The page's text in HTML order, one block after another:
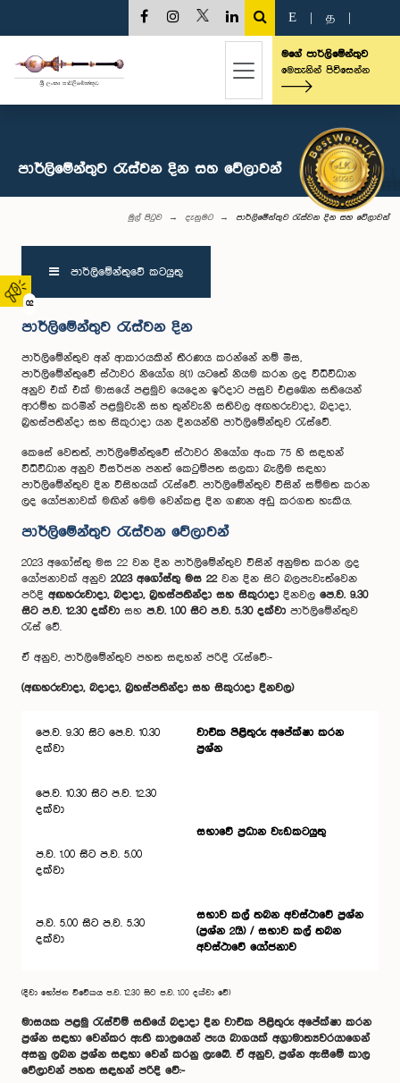
02
E த
මගේ පාර්ලිමේන්තුව
මෙතැනින් පිවිසෙන්න
පාර්ලිමේන්තුව රැස්වන දින සහ වේලාවන්
මුල් පිටුව දැනුමට පාර්ලිමේන්තුව රැස්වන දින සහ වේලාවන්
පාර්ලි‌මේන්තු‌වේ කටයුතු
පාර්ලිමේන්තුව රැස්වන දින
පාර්ලි‌මේන්තුව අන් ආකාරයකින් තීරණය කරන්නේ නම් මිස,
පාර්ලිමේන්තුවේ ස්ථාවර නි‌යෝග 8(1) යටතේ නියම කරන ලද විධිවිධාන
අනුව එක් එක් මාසයේ පළමුව යෙදෙන ඉරිදාට පසුව එළඹෙන සතියෙන්
ආරම්භ කරමින් පළමුවැනි සහ තුන්වැනි සතිවල අඟහරුවාදා, බදාදා,
බ්‍රහස්පතින්දා සහ සිකුරාදා යන දිනයන්හි පාර්ලිමේන්තුව රැස්වේ.
කෙසේ වෙතත්, පාර්ලිමේන්තුවේ ස්ථාවර නියෝග අංක 75 හි සඳහන්
විධිවිධාන අනුව විසර්ජන පනත් කෙටුම්පත සලකා බැලීම සඳහා
පාර්ලි‌මේන්තුව දින විසිහයක් රැස්වේ. පාර්ලිමේන්තුව විසින් සම්මත කරන
ලද යෝජනාවක් මඟින් මෙ‍ම වෙන්කළ දින ගණන අඩු කරගත හැකිය.
පාර්ලිමේන්තුව රැස්වන වේලාවන්
2023 අගෝස්තු මස 22 වන දින පාර්ලිමේන්තුව විසින් අනුමත කරන ලද
යෝජනාවක් අනුව 2023 අගෝස්තු මස 22වන දින සිට බලපැවැත්වෙන
පරිදි අඟහරුවාදා, බදාදා, බ්‍රහස්පතින්දා සහ සිකුරාදා දිනවල පෙ.ව. 9.30
සිට ප.ව. 12.30 දක්වා සහ ප.ව. 1.00 සිට ප.ව. 5.30 දක්වා පාර්ලිමේන්තුව
රැස් වේ.
ඒ අනුව, පාර්ලි‌මේන්තුව පහත සඳහන් පරිදි රැස්වේ:-
(අඟහරුවාදා, බදාදා, බ්‍රහස්පතින්දා සහ සිකුරාදා දිනවල)
පෙ.ව. 9.30 සිට පෙ.ව. 10.30
දක්වා
වාචික පිළිතුරු අ‌පේක්ෂා කරන
ප්‍රශ්න
පෙ.ව. 10.30 සිට ප.ව. 12.30
දක්වා
සභාවේ ප්‍රධාන වැඩකටයුතු
ප.ව. 1.00 සිට ප.ව. 5.00
දක්වා
ප.ව. 5.00 සිට ප.ව. 5.30
දක්වා
සභාව කල් තබන අවස්ථාවේ ප්‍රශ්න
(ප්‍රශ්න 2යි) / සභාව කල් තබන
අවස්ථාවේ ‌යෝජනාව
(දිවා භෝජන විවේකය ප.ව. 12.30 සිට ප.ව. 1.00 දක්වා වේ)
මාසයක පළමු රැස්වීම් සතියේ බදාදා දින වාචික පිළිතුරු අ‌පේක්ෂා කරන
ප්‍රශ්න සඳහා වෙන්කර ඇති කාලයෙන් පැය බාගයක් අග්‍රාමාත්‍යවරයාගෙන්
අසනු ලබන ප්‍රශ්න සඳහා වෙන් කරනු ලැබේ. ඒ අනුව, ප්‍රශ්න ඇසීමේ කාල
වේලාවන් පහත සඳහන් පරිදි වේ:-